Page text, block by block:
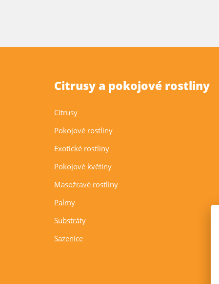
Citrusy a pokojové rostliny
Citrusy
Pokojové rostliny
Exotické rostliny
Pokojové květiny
Masožravé rostliny
Palmy
Substráty
Sazenice